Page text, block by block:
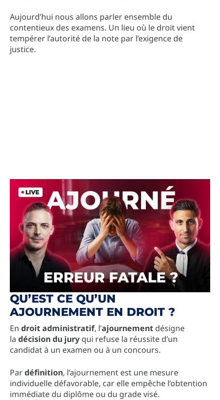
Aujourd’hui nous allons parler ensemble du
contentieux des examens. Un lieu où le droit vient
tempérer l’autorité de la note par l’exigence de
justice.
QU’EST CE QU’UN
AJOURNEMENT EN DROIT ?
En droit administratif, l’ajournement désigne
la décision du jury qui refuse la réussite d’un
candidat à un examen ou à un concours.
Pardéfinition, l’ajournement est une mesure
individuelle défavorable, car elle empêche l’obtention
immédiate du diplôme ou du grade visé.